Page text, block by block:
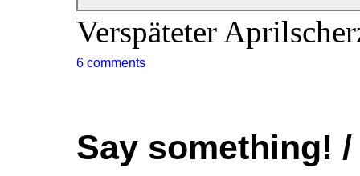
Verspäteter
6 comments
Say something!